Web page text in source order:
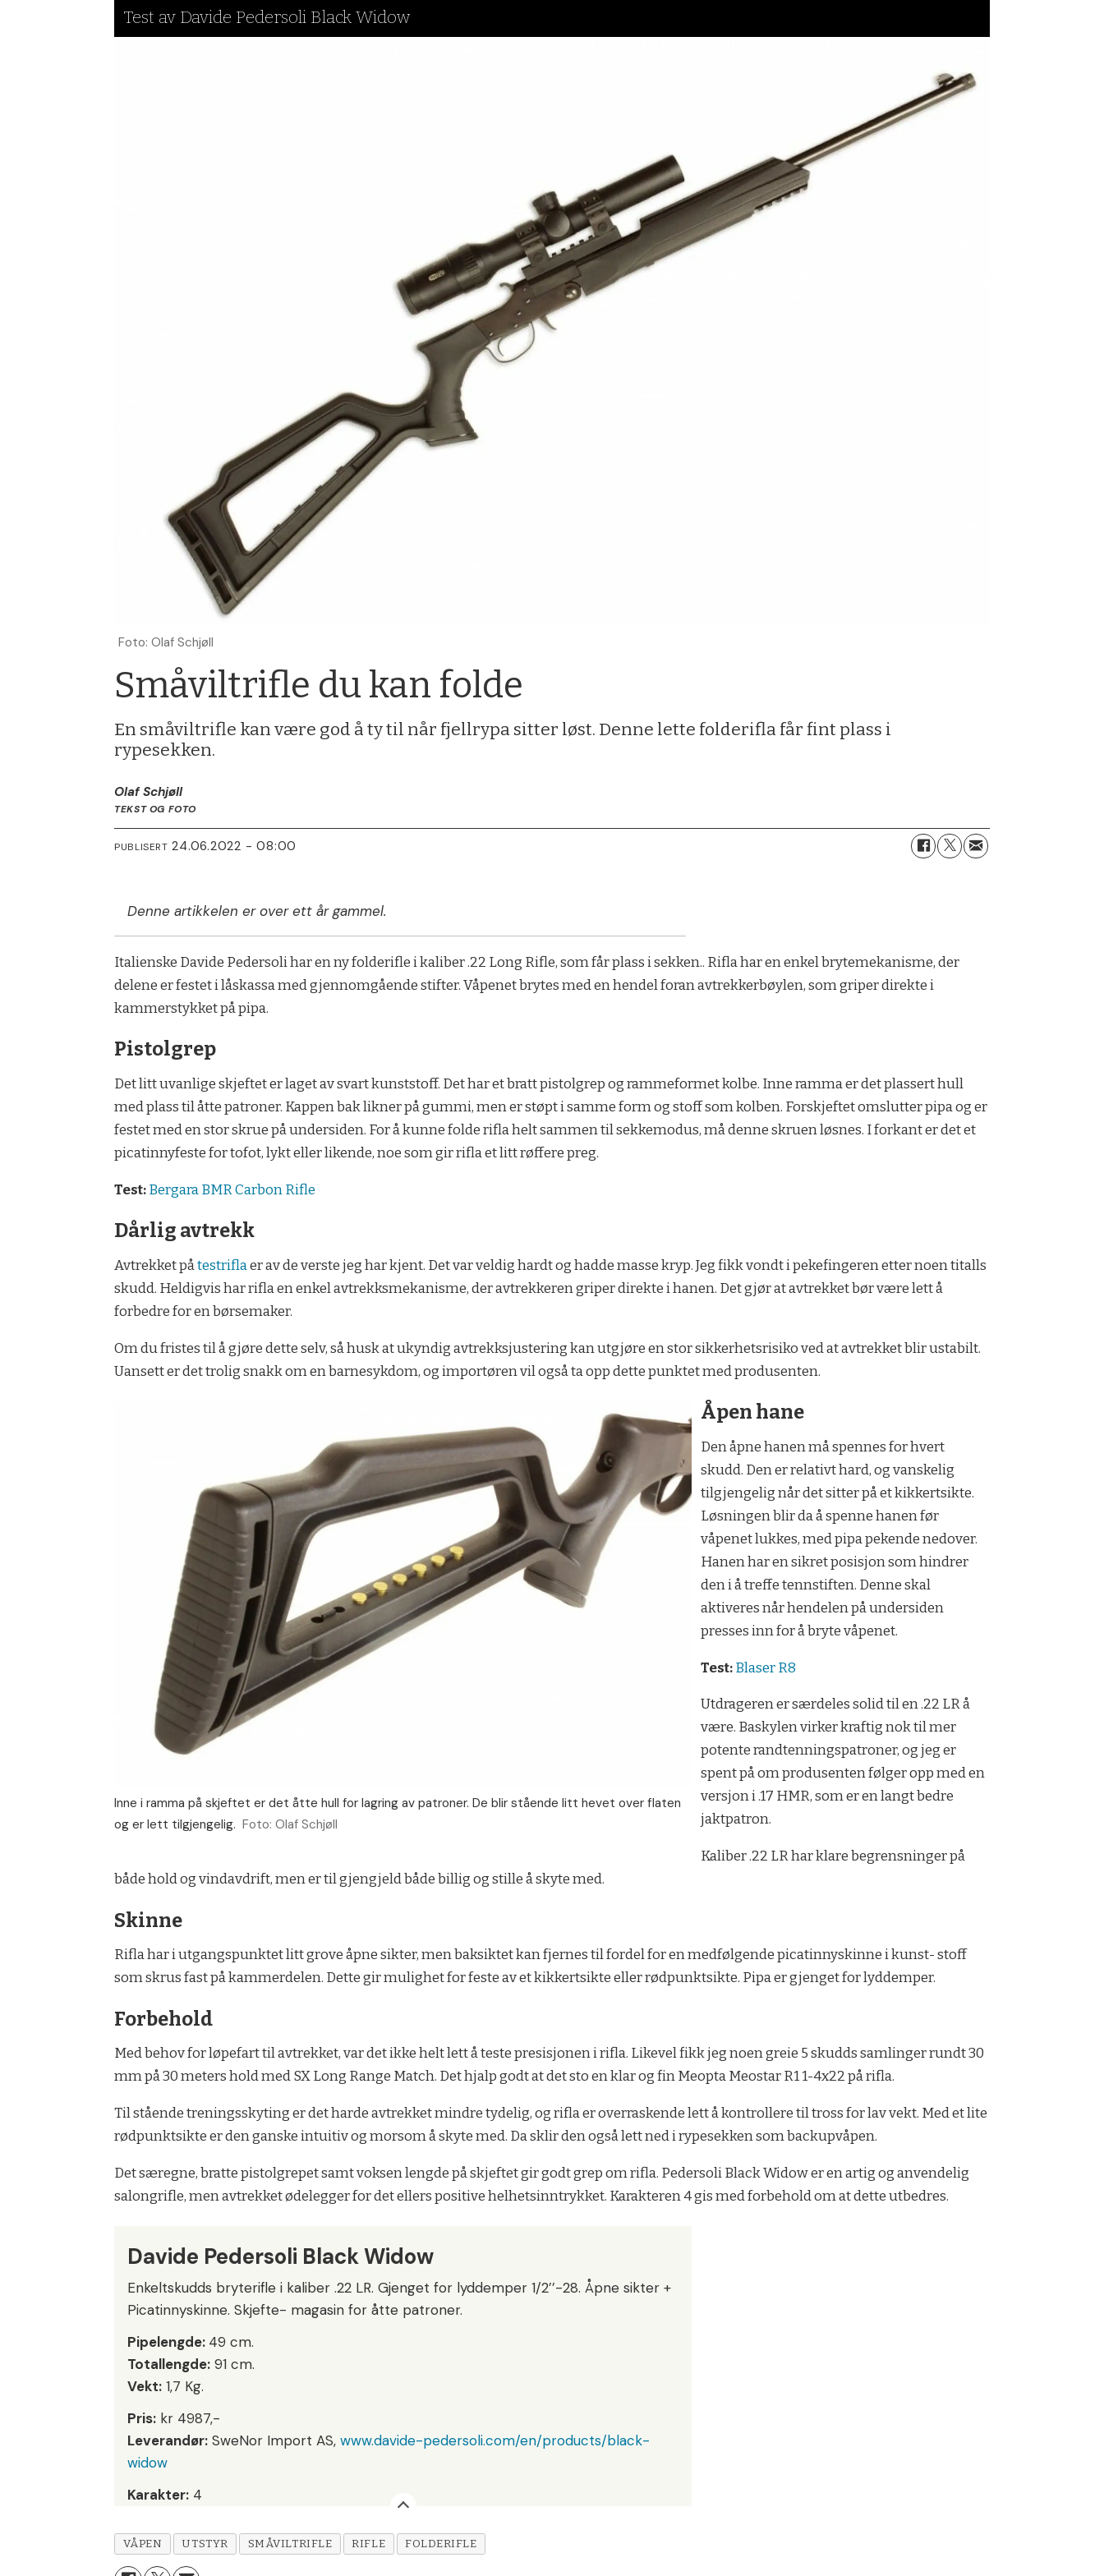
Test av Davide Pedersoli Black Widow
Foto: Olaf Schjøll
Småviltrifle du kan folde
En småviltrifle kan være god å ty til når fjellrypa sitter løst. Denne lette folderifla får fint plass i
rypesekken.
Olaf Schjøll
TEKST OG FOTO
PUBLISERT 24.06.2022 - 08:00
Denne artikkelen er over ett år gammel.
Italienske Davide Pedersoli har en ny folderifle i kaliber .22 Long Rifle, som får plass i sekken.. Rifla har en enkel brytemekanisme, der
delene er festet i låskassa med gjennomgående stifter. Våpenet brytes med en hendel foran avtrekkerbøylen, som griper direkte i
kammerstykket på pipa.
Pistolgrep
Det litt uvanlige skjeftet er laget av svart kunststoff. Det har et bratt pistolgrep og rammeformet kolbe. Inne ramma er det plassert hull
med plass til åtte patroner. Kappen bak likner på gummi, men er støpt i samme form og stoff som kolben. Forskjeftet omslutter pipa og er
festet med en stor skrue på undersiden. For å kunne folde rifla helt sammen til sekkemodus, må denne skruen løsnes. I forkant er det et
picatinnyfeste for tofot, lykt eller likende, noe som gir rifla et litt røffere preg.
Test:Bergara BMR Carbon Rifle
Dårlig avtrekk
Avtrekket påtestriflaer av de verste jeg har kjent. Det var veldig hardt og hadde masse kryp. Jeg fikk vondt i pekefingeren etter noen titalls
skudd. Heldigvis har rifla en enkel avtrekksmekanisme, der avtrekkeren griper direkte i hanen. Det gjør at avtrekket bør være lett å
forbedre for en børsemaker.
Om du fristes til å gjøre dette selv, så husk at ukyndig avtrekksjustering kan utgjøre en stor sikkerhetsrisiko ved at avtrekket blir ustabilt.
Uansett er det trolig snakk om en barnesykdom, og importøren vil også ta opp dette punktet med produsenten.
Inne i ramma på skjeftet er det åtte hull for lagring av patroner. De blir stående litt hevet over flaten
og er lett tilgjengelig. Foto: Olaf Schjøll
Åpen hane
Den åpne hanen må spennes for hvert
skudd. Den er relativt hard, og vanskelig
tilgjengelig når det sitter på et kikkertsikte.
Løsningen blir da å spenne hanen før
våpenet lukkes, med pipa pekende nedover.
Hanen har en sikret posisjon som hindrer
den i å treffe tennstiften. Denne skal
aktiveres når hendelen på undersiden
presses inn for å bryte våpenet.
Test:Blaser R8
Utdrageren er særdeles solid til en .22 LR å
være. Baskylen virker kraftig nok til mer
potente randtenningspatroner, og jeg er
spent på om produsenten følger opp med en
versjon i .17 HMR, som er en langt bedre
jaktpatron.
Kaliber .22 LR har klare begrensninger på
både hold og vindavdrift, men er til gjengjeld både billig og stille å skyte med.
Skinne
Rifla har i utgangspunktet litt grove åpne sikter, men baksiktet kan fjernes til fordel for en medfølgende picatinnyskinne i kunst- stoff
som skrus fast på kammerdelen. Dette gir mulighet for feste av et kikkertsikte eller rødpunktsikte. Pipa er gjenget for lyddemper.
Forbehold
Med behov for løpefart til avtrekket, var det ikke helt lett å teste presisjonen i rifla. Likevel fikk jeg noen greie 5 skudds samlinger rundt 30
mm på 30 meters hold med SX Long Range Match. Det hjalp godt at det sto en klar og fin Meopta Meostar R1 1-4x22 på rifla.
Til stående treningsskyting er det harde avtrekket mindre tydelig, og rifla er overraskende lett å kontrollere til tross for lav vekt. Med et lite
rødpunktsikte er den ganske intuitiv og morsom å skyte med. Da sklir den også lett ned i rypesekken som backupvåpen.
Det særegne, bratte pistolgrepet samt voksen lengde på skjeftet gir godt grep om rifla. Pedersoli Black Widow er en artig og anvendelig
salongrifle, men avtrekket ødelegger for det ellers positive helhetsinntrykket. Karakteren 4 gis med forbehold om at dette utbedres.
Davide Pedersoli Black Widow
Enkeltskudds bryterifle i kaliber .22 LR. Gjenget for lyddemper 1/2’’-28. Åpne sikter +
Picatinnyskinne. Skjefte- magasin for åtte patroner.
Pipelengde: 49 cm.
Totallengde: 91 cm.
Vekt: 1,7 Kg.
Pris: kr 4987,-
Leverandør: SweNor Import AS,www.davide-pedersoli.com/en/products/black-
widow
Karakter: 4
VÅPEN UTSTYR SMÅVILTRIFLE RIFLE FOLDERIFLE